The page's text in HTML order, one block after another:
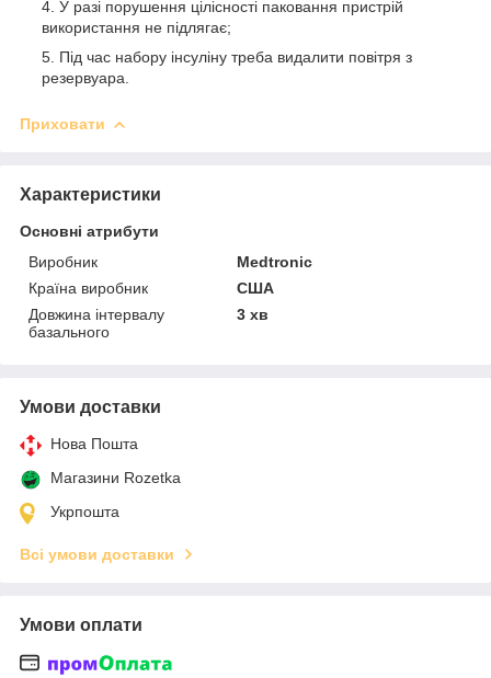
У разі порушення цілісності паковання пристрій
використання не підлягає;
Під час набору інсуліну треба видалити повітря з
резервуара.
Приховати
Характеристики
Основні атрибути
Виробник
Medtronic
Країна виробник
США
Довжина інтервалу
базального
3 хв
Умови доставки
Нова Пошта
Магазини Rozetka
Укрпошта
Всі умови доставки
Умови оплати